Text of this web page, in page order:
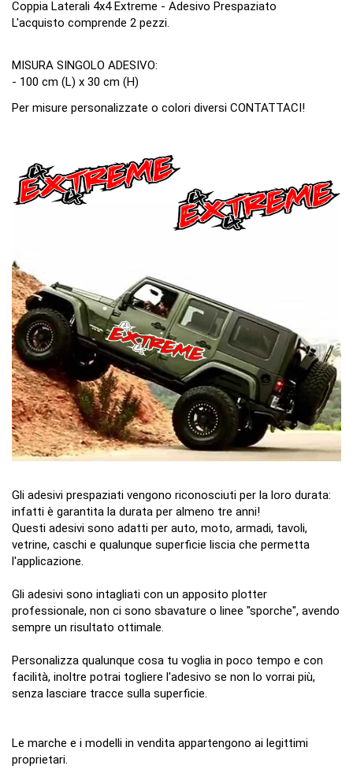
Coppia Laterali 4x4 Extreme - Adesivo Prespaziato
L'acquisto comprende 2 pezzi.
MISURA SINGOLO ADESIVO:
- 100 cm (L) x 30 cm (H)
Per misure personalizzate o colori diversi CONTATTACI!
Gli adesivi prespaziati vengono riconosciuti per la loro durata:
infatti è garantita la durata per almeno tre anni!
Questi adesivi sono adatti per auto, moto, armadi, tavoli,
vetrine, caschi e qualunque superficie liscia che permetta
l'applicazione.
Gli adesivi sono intagliati con un apposito plotter
professionale, non ci sono sbavature o linee "sporche", avendo
sempre un risultato ottimale.
Personalizza qualunque cosa tu voglia in poco tempo e con
facilità, inoltre potrai togliere l'adesivo se non lo vorrai più,
senza lasciare tracce sulla superficie.
Le marche e i modelli in vendita appartengono ai legittimi
proprietari.